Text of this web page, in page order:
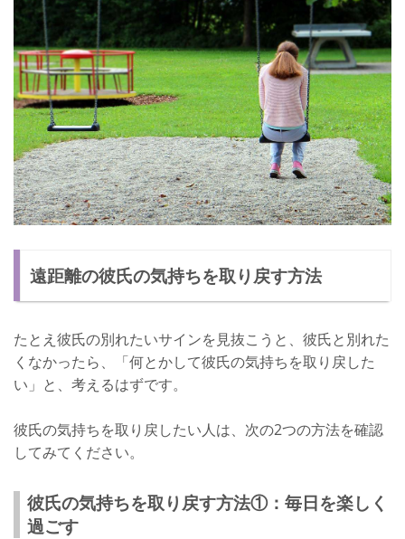
遠距離の彼氏の気持ちを取り戻す方法
たとえ彼氏の別れたいサインを見抜こうと、彼氏と別れた
くなかったら、「何とかして彼氏の気持ちを取り戻した
い」と、考えるはずです。
彼氏の気持ちを取り戻したい人は、次の2つの方法を確認
してみてください。
彼氏の気持ちを取り戻す方法①：毎日を楽しく
過ごす